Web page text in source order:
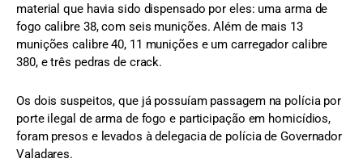
material que havia sido dispensado por eles: uma arma de
fogo calibre 38, com seis munições. Além de mais 13
munições calibre 40, 11 munições e um carregador calibre
380, e três pedras de crack.
Os dois suspeitos, que já possuíam passagem na polícia por
porte ilegal de arma de fogo e participação em homicídios,
foram presos e levados à delegacia de polícia de Governador
Valadares.